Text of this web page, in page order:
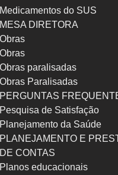
Medicamentos do SUS
MESA DIRETORA
Obras
Obras
Obras paralisadas
Obras Paralisadas
PERGUNTAS
Pesquisa de Satisfação
Planejamento da Saúde
PLANEJAMENTO E
DE CONTAS
Planos educacionais